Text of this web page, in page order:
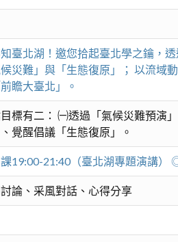
臺北湖！邀您拾起臺北學之鑰，
災難」與「生態復原」； 以流域
瞻大臺北」。
標有二： ㈠透過「氣候災難預演
覺醒倡議「生態復原」。
19:00-21:40（臺北湖專題演講）
論、采風對話、心得分享